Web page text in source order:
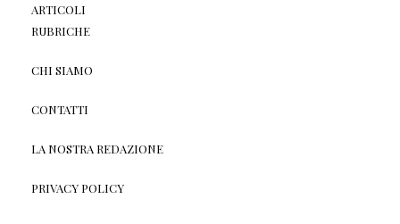
ARTICOLI
RUBRICHE
CHI SIAMO
CONTATTI
LA NOSTRA REDAZIONE
PRIVACY POLICY